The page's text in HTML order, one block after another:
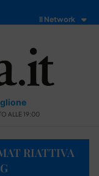
Il Network
ALLE 19:00
RIATTIVA